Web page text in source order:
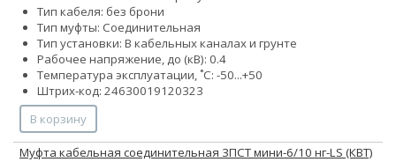
Тип кабеля: без брони
Тип муфты: Соединительная
Тип установки: В кабельных каналах и грунте
Рабочее напряжение, до (кВ): 0.4
Температура эксплуатации, ˚С: -50...+50
Штрих-код: 24630019120323
В корзину
Муфта кабельная соединительная 3ПСТ мини-6/10 нг-LS (КВТ)